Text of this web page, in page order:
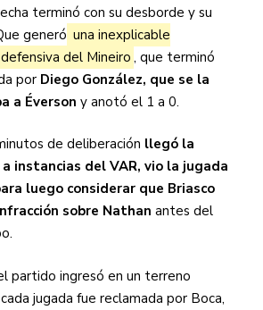
terminó con su desborde y su
generó una inexplicable
del Mineiro , que terminó
por Diego González, que se la
a Éverson y anotó el 1 a 0.
de deliberación llegó la
a instancias del VAR, vio la jugada
luego considerar que Briasco
sobre Nathan antes del
partido ingresó en un terreno
jugada fue reclamada por Boca,